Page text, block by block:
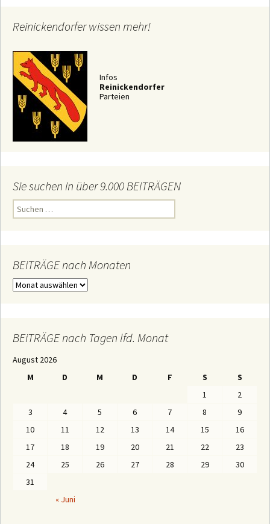
Reinickendorfer wissen mehr!
Infos
Reinickendorfer
Parteien
Sie suchen in über 9.000 BEiTRÄGEN
n
a
c
h
BEiTRÄGE nach Monaten
B
E
G
n
BEiTRÄGE nach Tagen lfd. Monat
August 2026
M
D M D F S S
« Juni
1
2
3
4 5 6 7 8
9
10
11 12 13 14 15
16
17
18 19 20 21 22
23
24
25 26 27 28 29
30
31